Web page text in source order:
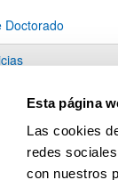
Esta página
Las cookies
redes
con nuestros
Doctorado